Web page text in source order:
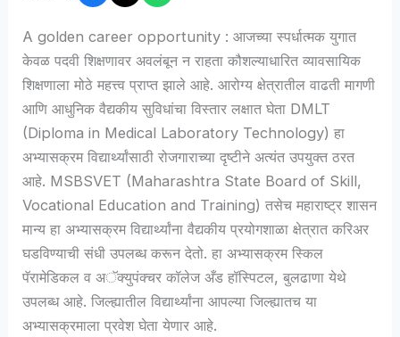
A golden career opportunity : आजच्या स्पर्धात्मक युगात
केवळ पदवी शिक्षणावर अवलंबून न राहता कौशल्याधारित व्यावसायिक
शिक्षणाला मोठे महत्त्व प्राप्त झाले आहे. आरोग्य क्षेत्रातील वाढती मागणी
आणि आधुनिक वैद्यकीय सुविधांचा विस्तार लक्षात घेता DMLT
(Diploma in Medical Laboratory Technology) हा
अभ्यासक्रम विद्यार्थ्यांसाठी रोजगाराच्या दृष्टीने अत्यंत उपयुक्त ठरत
आहे. MSBSVET (Maharashtra State Board of Skill,
Vocational Education and Training) तसेच महाराष्ट्र शासन
मान्य हा अभ्यासक्रम विद्यार्थ्यांना वैद्यकीय प्रयोगशाळा क्षेत्रात करिअर
घडविण्याची संधी उपलब्ध करून देतो. हा अभ्यासक्रम स्किल
पॅरामेडिकल व अॅक्युपंक्चर कॉलेज अँड हॉस्पिटल, बुलढाणा येथे
उपलब्ध आहे. जिल्ह्यातील विद्यार्थ्यांना आपल्या जिल्ह्यातच या
अभ्यासक्रमाला प्रवेश घेता येणार आहे.